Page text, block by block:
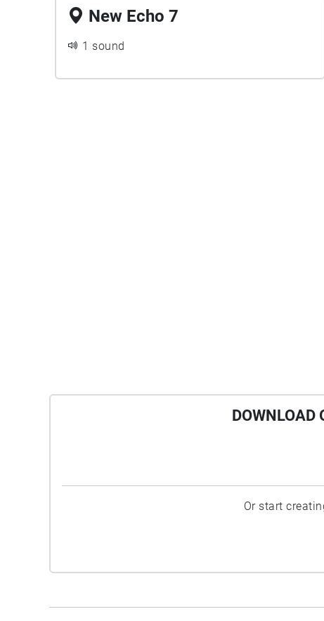
New Echo 7
1 sound
DOWNLOAD
Or start